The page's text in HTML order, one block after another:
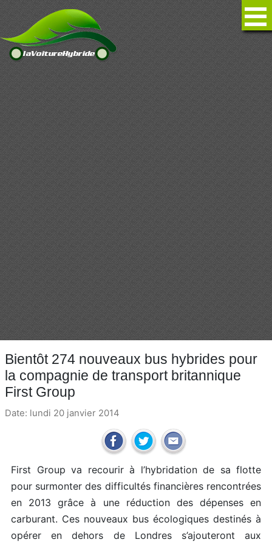
Bientôt 274 nouveaux bus hybrides pour
la compagnie de transport britannique
First Group
Date: lundi 20 janvier 2014
First Group va recourir à l’hybridation de sa flotte
pour surmonter des difficultés financières rencontrées
en 2013 grâce à une réduction des dépenses en
carburant. Ces nouveaux bus écologiques destinés à
opérer en dehors de Londres s’ajouteront aux